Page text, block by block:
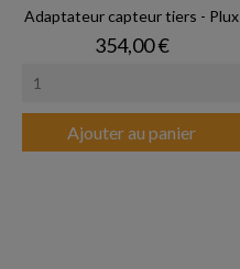
Adaptateur capteur tiers - Plux
Prix
354,00 €
Ajouter au panier